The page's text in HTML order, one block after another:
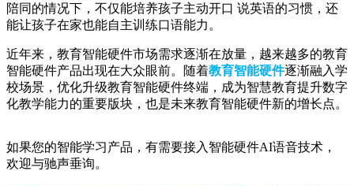
陪同的情况下，不仅能培养孩子主动开口 说英语的习惯，还
能让孩子在家也能自主训练口语能力。
近年来，教育智能硬件市场需求逐渐在放量，越来越多的教育
智能硬件产品出现在大众眼前。随着教育智能硬件逐渐融入学
校场景，优化升级教育智能硬件终端，成为智慧教育提升数字
化教学能力的重要版块，也是未来教育智能硬件新的增长点。
如果您的智能学习产品，有需要接入智能硬件AI语音技术，
欢迎与驰声垂询。